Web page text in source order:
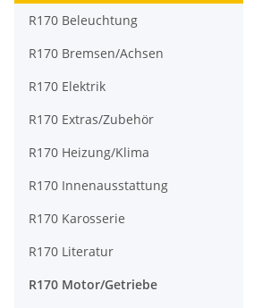
R170 Beleuchtung
R170 Bremsen/Achsen
R170 Elektrik
R170 Extras/Zubehör
R170 Heizung/Klima
R170 Innenausstattung
R170 Karosserie
R170 Literatur
R170 Motor/Getriebe